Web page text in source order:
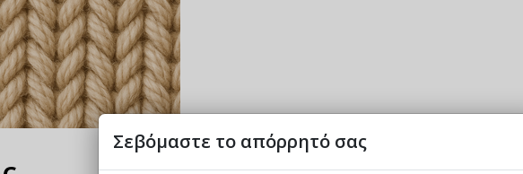
Σεβόμαστε το απόρρητό σας